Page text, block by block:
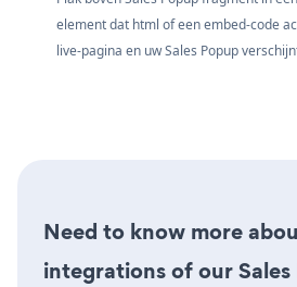
element dat html of een embed-code
live-pagina en uw Sales Popup
Need to know more
integrations of our Sales